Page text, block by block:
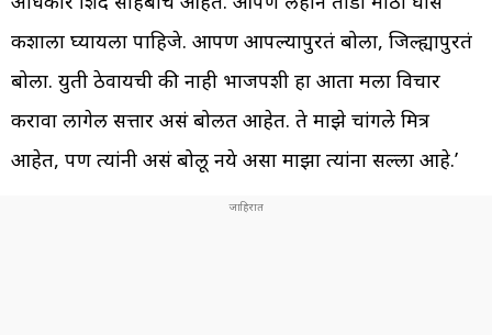
कशाला घ्यायला पाहिजे. आपण आपल्यापुरतं बोला, जिल्ह्यापुरतं
बोला. युती ठेवायची की नाही भाजपशी हा आता मला विचार
करावा लागेल सत्तार असं बोलत आहेत. ते माझे चांगले मित्र
आहेत, पण त्यांनी असं बोलू नये असा माझा त्यांना सल्ला आहे.’